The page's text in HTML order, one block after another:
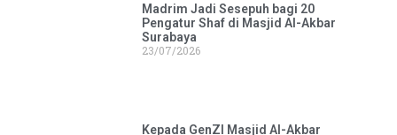
Madrim Jadi Sesepuh bagi 20
Pengatur Shaf di Masjid Al-Akbar
Surabaya
23/07/2026
Kepada GenZI Masjid Al-Akbar